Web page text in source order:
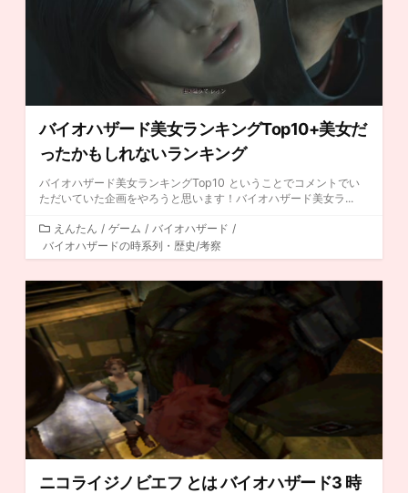
バイオハザード美女ランキングTop10+美女だ
ったかもしれないランキング
バイオハザード美女ランキングTop10 ということでコメントでい
ただいていた企画をやろうと思います！バイオハザード美女ラ...
カ
テ
ゴ
リ
ー
えんたん / ゲーム / バイオハザード /
バイオハザードの時系列・歴史/考察
ニコライジノビエフ とは バイオハザード3 時